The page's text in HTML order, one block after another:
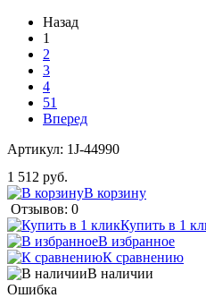
Назад
1
2
3
4
51
Вперед
Артикул: 1J-44990
1 512 руб.
В корзину
Отзывов: 0
Купить в 1
В избранное
К сравнению
В наличии
Ошибка